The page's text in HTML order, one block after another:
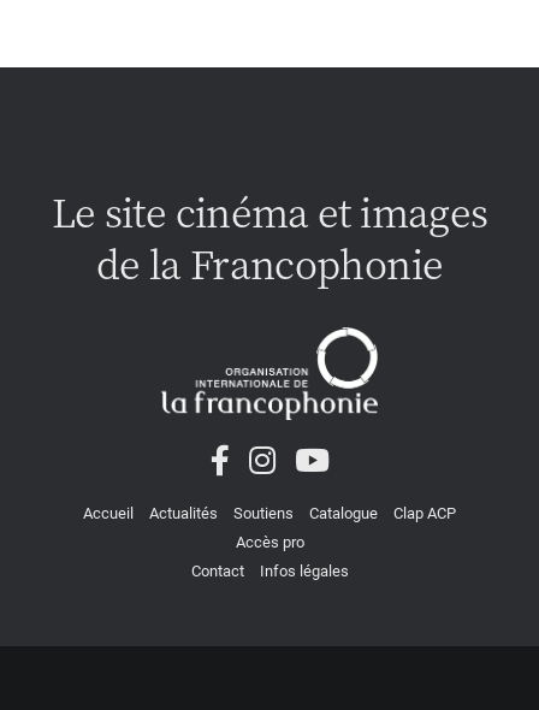
Le site cinéma et images
de la Francophonie
Accueil Actualités Soutiens Catalogue
Clap ACP
Accès pro
Contact
Infos légales